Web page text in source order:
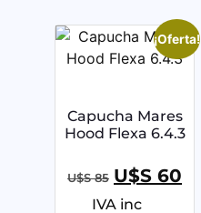
¡Oferta!
Capucha Mares
Hood Flexa 6.4.3
U$S85 U$S 60
IVA inc